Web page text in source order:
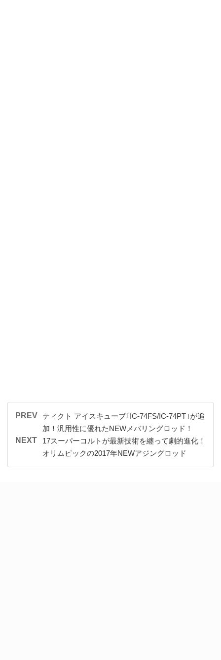
PREV
ティクト アイスキューブ｢IC-74FS/IC-74PT｣が追
加！汎用性に優れたNEWメバリングロッド！
NEXT
17スーパーコルトが最新技術を纏って劇的進化！
オリムピックの2017年NEWアジングロッド